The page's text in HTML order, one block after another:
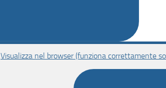
Visualizza nel browser (funziona correttamente